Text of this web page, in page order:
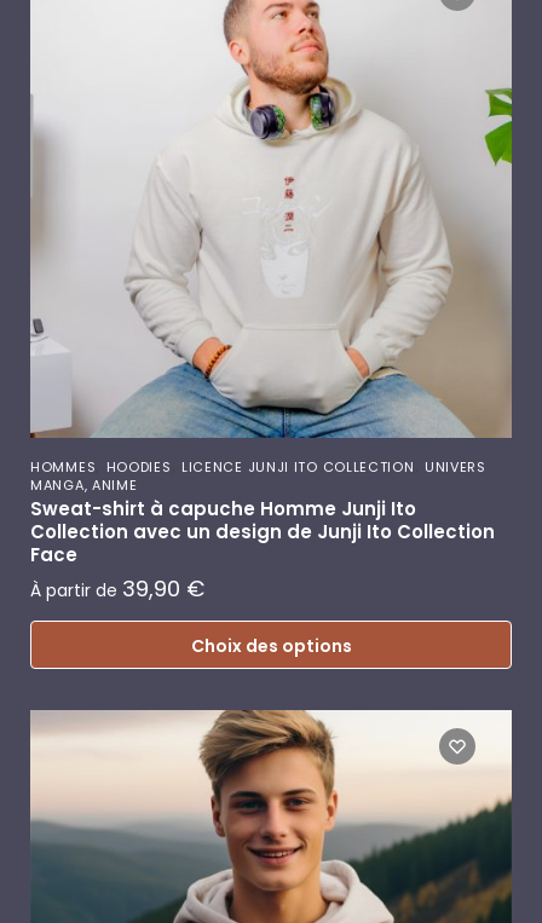
HOMMES, HOODIES, LICENCE JUNJI ITO COLLECTION, UNIVERS
MANGA, ANIME
Sweat-shirt à capuche Homme Junji Ito
Collection avec un design de Junji Ito Collection
Face
À partir de 39,90 €
Choix des options